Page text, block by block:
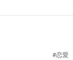
#恋愛